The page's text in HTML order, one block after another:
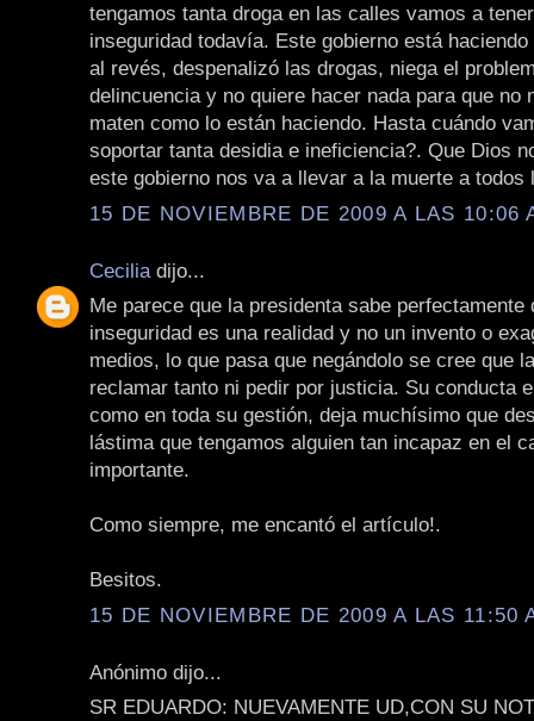
tengamos tanta droga en las calles vamos a
inseguridad todavía. Este gobierno está
al revés, despenalizó las drogas, niega el
delincuencia y no quiere hacer nada para que no
maten como lo están haciendo. Hasta cuándo
soportar tanta desidia e ineficiencia?. Que Dios
este gobierno nos va a llevar a la muerte a todos
15 DE NOVIEMBRE DE 2009 A LAS 10:06
Cecilia dijo...
Me parece que la presidenta sabe perfectamente
inseguridad es una realidad y no un invento o
medios, lo que pasa que negándolo se cree que
reclamar tanto ni pedir por justicia. Su conducta
como en toda su gestión, deja muchísimo que
lástima que tengamos alguien tan incapaz en el
importante.
Como siempre, me encantó el artículo!.
Besitos.
15 DE NOVIEMBRE DE 2009 A LAS 11:50
Anónimo dijo...
SR EDUARDO: NUEVAMENTE UD,CON SU